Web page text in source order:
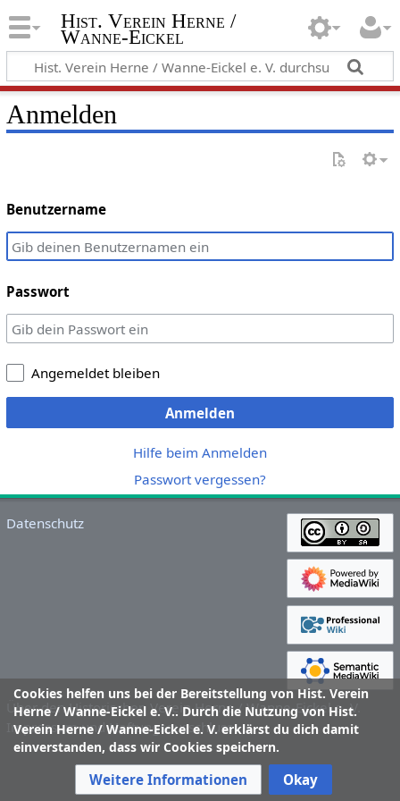
Hist. Verein Herne /
Wanne-Eickel
Anmelden
Benutzername
Passwort
Angemeldet bleiben
Anmelden
Hilfe beim Anmelden
Passwort vergessen?
Cookies helfen uns bei der Bereitstellung von Hist. Verein
Herne / Wanne-Eickel e. V.. Durch die Nutzung von Hist.
Verein Herne / Wanne-Eickel e. V. erklärst du dich damit
einverstanden, dass wir Cookies speichern.
Weitere Informationen Okay
Datenschutz
Über den Historischen Verein Herne / Wanne-Eickel e. V.
Impressum und Haftungsausschluss